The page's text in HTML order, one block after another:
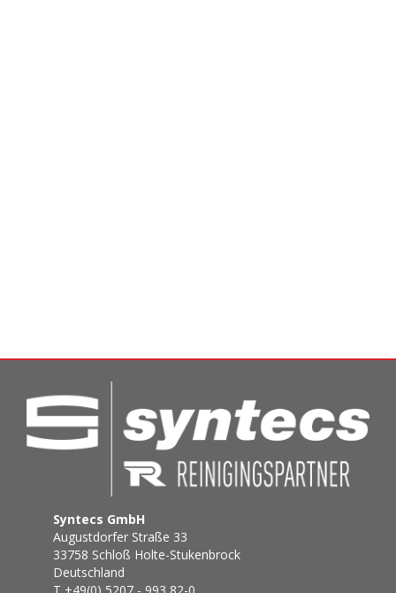
Syntecs GmbH
Augustdorfer Straße 33
33758 Schloß Holte-Stukenbrock
Deutschland